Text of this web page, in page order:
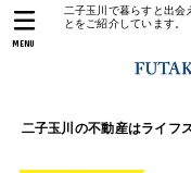
二子玉川で暮らすと出会
とをご紹介しています。
二子玉川の不動産はライフ
MENU